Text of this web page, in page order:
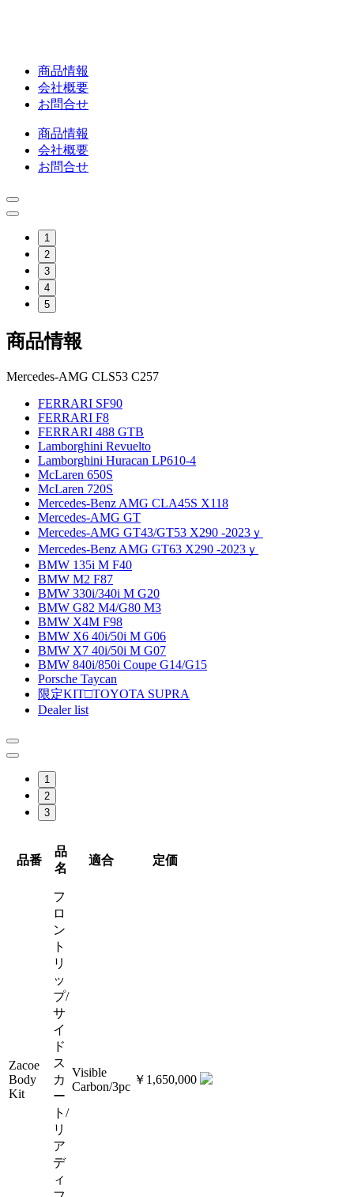
商品情報
会社概要
お問合せ
商品情報
会社概要
お問合せ
1
2
3
4
5
商品情報
Mercedes-AMG CLS53 C257
FERRARI SF90
FERRARI F8
FERRARI 488 GTB
Lamborghini Revuelto
Lamborghini Huracan LP610-4
McLaren 650S
McLaren 720S
Mercedes-Benz AMG CLA45S X118
Mercedes-AMG GT
Mercedes-AMG GT43/GT53 X290 -2023ｙ
Mercedes-Benz AMG GT63 X290 -2023ｙ
BMW 135i M F40
BMW M2 F87
BMW 330i/340i M G20
BMW G82 M4/G80 M3
BMW X4M F98
BMW X6 40i/50i M G06
BMW X7 40i/50i M G07
BMW 840i/850i Coupe G14/G15
Porsche Taycan
限定KIT□TOYOTA SUPRA
Dealer list
1
2
3
品番
品
名
適合 定価
Zacoe
Body
Kit
フ
ロ
ン
ト
リ
ッ
プ/
サ
イ
ド
ス
カ
ー
ト/
リ
ア
デ
ィ
Visible
Carbon/3pc
￥1,650,000